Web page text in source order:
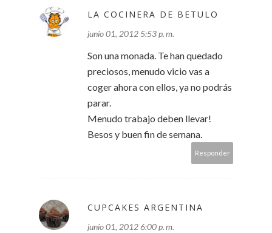
LA COCINERA DE BETULO
junio 01, 2012 5:53 p. m.
Son una monada. Te han quedado
preciosos, menudo vicio vas a
coger ahora con ellos, ya no podrás
parar.
Menudo trabajo deben llevar!
Besos y buen fin de semana.
Responder
CUPCAKES ARGENTINA
junio 01, 2012 6:00 p. m.